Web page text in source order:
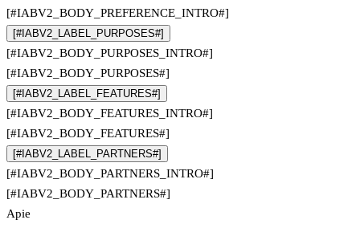
[#IABV2_BODY_PREFERENCE_INTRO#]
[#IABV2_LABEL_PURPOSES#]
[#IABV2_BODY_PURPOSES_INTRO#]
[#IABV2_BODY_PURPOSES#]
[#IABV2_LABEL_FEATURES#]
[#IABV2_BODY_FEATURES_INTRO#]
[#IABV2_BODY_FEATURES#]
[#IABV2_LABEL_PARTNERS#]
[#IABV2_BODY_PARTNERS_INTRO#]
[#IABV2_BODY_PARTNERS#]
Apie